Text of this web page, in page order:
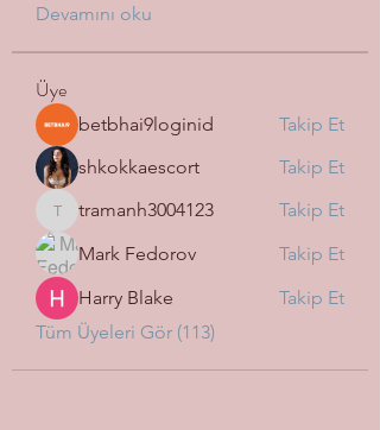
Devamını oku
Üye
betbhai9loginid
Takip Et
shkokkaescort
Takip Et
tramanh3004123
tramanh3004123
Takip Et
Mark Fedorov
Takip Et
Harry Blake
Takip Et
Tüm Üyeleri Gör (113)